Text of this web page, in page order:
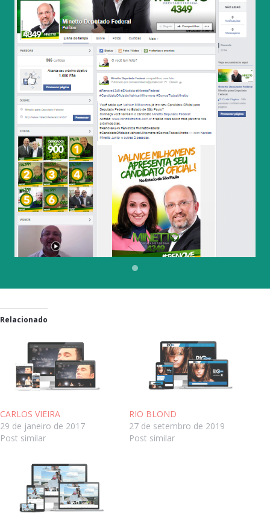
Relacionado
CARLOS VIEIRA
29 de janeiro de 2017
Post similar
RIO BLOND
27 de setembro de 2019
Post similar